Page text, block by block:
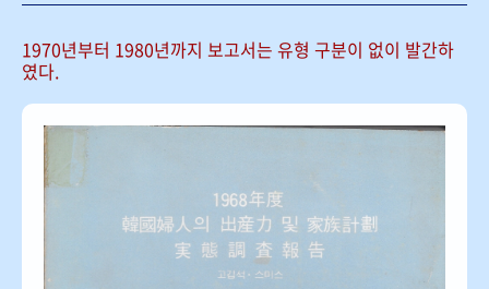
1970년부터 1980년까지 보고서는 유형 구분이 없이 발간하
였다.